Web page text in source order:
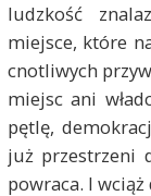
ludzkość
miejsce, które
cnotliwych
miejsc ani
pętlę,
już przestrzeni
powraca. I